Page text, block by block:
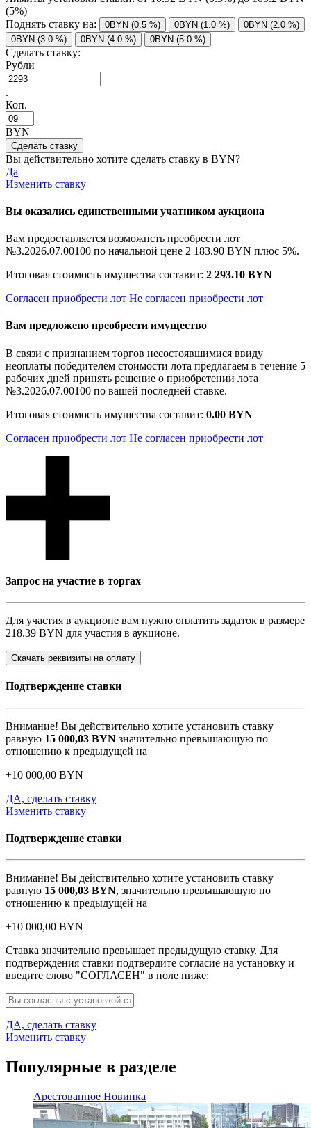
(5%)
Поднять ставку на:
0BYN (0.5 %) 0BYN (1.0 %)
0BYN (2.0 %)
0BYN (3.0 %)
0BYN (4.0 %) 0BYN (5.0 %)
Сделать ставку:
Рубли
.
Коп.
BYN
Вы действительно хотите сделать ставку в BYN?
Да
Изменить ставку
Вы оказались единственными учатником аукциона
Вам предоставляется возможнсть преобрести лот
№3.2026.07.00100 по начальной цене 2 183.90 BYN плюс 5%.
Итоговая стоимость имущества составит: 2 293.10 BYN
Согласен приобрести лот Не согласен приобрести лот
Вам предложено преобрести имущество
В связи с признанием торгов несостоявшимися ввиду
неоплаты победителем стоимости лота предлагаем в течение 5
рабочих дней принять решение о приобретении лота
№3.2026.07.00100 по вашей последней ставке.
Итоговая стоимость имущества составит: 0.00 BYN
Согласен приобрести лот Не согласен приобрести лот
Запрос на участие в торгах
Для участия в аукционе вам нужно оплатить задаток в размере
218.39 BYN для участия в аукционе.
Скачать реквизиты на оплату
Подтверждение ставки
Внимание! Вы действительно хотите установить ставку
равную 15 000,03 BYN значительно превышающую по
отношению к предыдущей на
+10 000,00 BYN
ДА, сделать ставку
Изменить ставку
Подтверждение ставки
Внимание! Вы действительно хотите установить ставку
равную 15 000,03 BYN, значительно превышающую по
отношению к предыдущей на
+10 000,00 BYN
Ставка значительно превышает предыдущую ставку. Для
подтверждения ставки подтвердите согласие на установку и
введите слово "СОГЛАСЕН" в поле ниже:
ДА, сделать ставку
Изменить ставку
Популярные в разделе
Арестованное Новинка